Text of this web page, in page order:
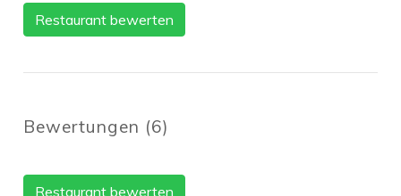
Restaurant bewerten
Bewertungen (6)
Restaurant bewerten